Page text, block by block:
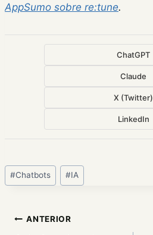
AppSumo sobre re:tune.
ChatGPT
Claude
X (Twitter)
LinkedIn
Etiquetas
de
entrada:
#Chatbots #IA
Navegación
ANTERIOR